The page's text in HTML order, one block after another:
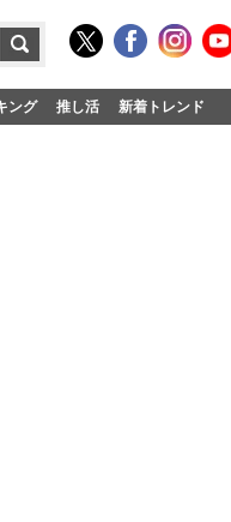
ング 推し活 新着トレンド